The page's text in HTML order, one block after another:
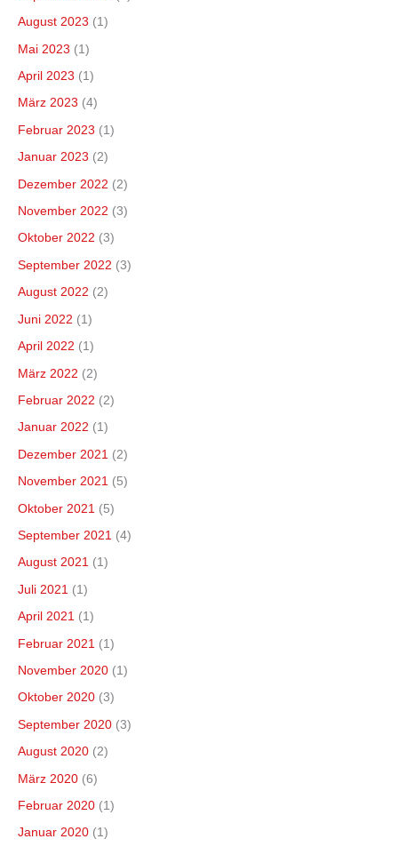
August 2023 (1)
Mai 2023 (1)
April 2023 (1)
März 2023 (4)
Februar 2023 (1)
Januar 2023 (2)
Dezember 2022 (2)
November 2022 (3)
Oktober 2022 (3)
September 2022 (3)
August 2022 (2)
Juni 2022 (1)
April 2022 (1)
März 2022 (2)
Februar 2022 (2)
Januar 2022 (1)
Dezember 2021 (2)
November 2021 (5)
Oktober 2021 (5)
September 2021 (4)
August 2021 (1)
Juli 2021 (1)
April 2021 (1)
Februar 2021 (1)
November 2020 (1)
Oktober 2020 (3)
September 2020 (3)
August 2020 (2)
März 2020 (6)
Februar 2020 (1)
Januar 2020 (1)